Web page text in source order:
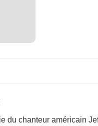
du chanteur américain